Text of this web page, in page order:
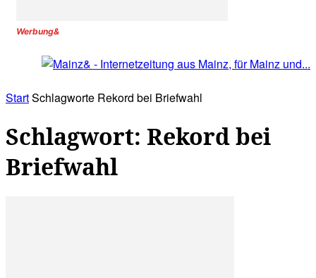
Werbung&
StartSchlagworte Rekord bei Briefwahl
Schlagwort: Rekord bei
Briefwahl